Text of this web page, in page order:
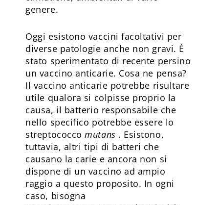
genere.
Oggi esistono vaccini facoltativi per
diverse patologie anche non gravi. È
stato sperimentato di recente persino
un vaccino anticarie. Cosa ne pensa?
Il vaccino anticarie potrebbe risultare
utile qualora si colpisse proprio la
causa, il batterio responsabile che
nello specifico potrebbe essere lo
streptococcomutans . Esistono,
tuttavia, altri tipi di batteri che
causano la carie e ancora non si
dispone di un vaccino ad ampio
raggio a questo proposito. In ogni
caso, bisogna